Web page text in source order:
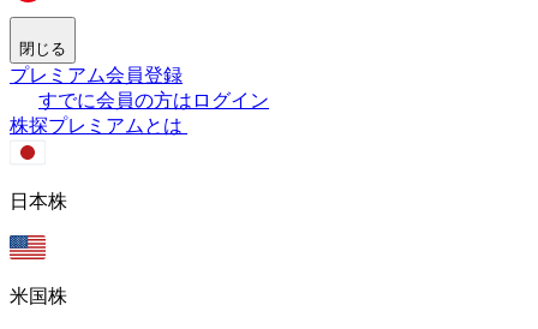
閉じる
プレミアム会員登録
すでに会員の方はログイン
株探プレミアムとは
日本株
米国株